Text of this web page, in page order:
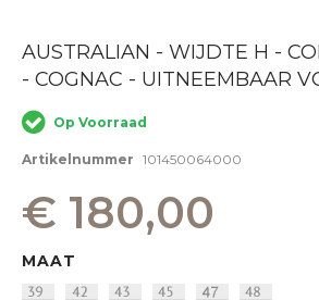
Ga
het
van
de
afbeeldingen-
AUSTRALIAN - WIJDTE H -
- COGNAC - UITNEEMBAAR
Op Voorraad
Artikelnummer 101450064000
€ 180,00
MAAT